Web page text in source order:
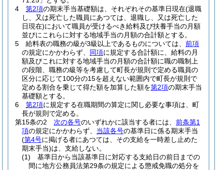
4
第2項の期末手当基礎額は、それぞれその基準日現在(退職
し、又は死亡した職員にあつては、退職し、又は死亡した
日現在)において職員が受けるべき給料及び扶養手当の月額
並びにこれらに対する地域手当の月額の合計額とする。
5
給料表の職務の級が3級以上であるものについては、 前項
の規定にかかわらず、 同項に規定する合計額に、給料の月
額及びこれに対する地域手当の月額の合計額に職の職制上
の段階、職務の級等を考慮して町長が規則で定める職員の
区分に応じて100分の15を超えない範囲内で町長が規則で
定める割合を乗じて得た額を加算した額を第2項の期末手当
基礎額とする。
6
第2項に規定する在職期間の算定に関し必要な事項は、町
長が規則で定める。
第15条の2
次の各号のいずれかに該当する者には、 前条第1
項の規定にかかわらず、 当該各号の基準日に係る期末手当
(第4号に掲げる者にあつては、その支給を一時差し止めた
期末手当)は、支給しない。
(1)
基準日から当該基準日に対応する支給日の前日までの
間に地方公務員法第29条の規定による懲戒免職の処分を